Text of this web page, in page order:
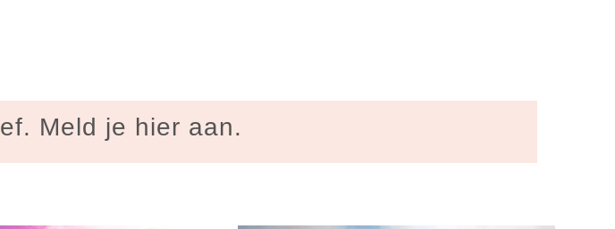
Meld je hier aan.